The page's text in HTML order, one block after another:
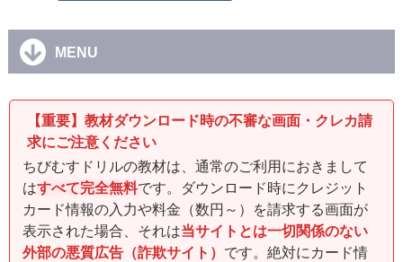
MENU
【重要】教材ダウンロード時の不審な画面・クレカ請
求にご注意ください
ちびむすドリルの教材は、通常のご利用におきまして
はすべて完全無料です。ダウンロード時にクレジット
カード情報の入力や料金（数円～）を請求する画面が
表示された場合、それは当サイトとは一切関係のない
外部の悪質広告（詐欺サイト） です。絶対にカード情